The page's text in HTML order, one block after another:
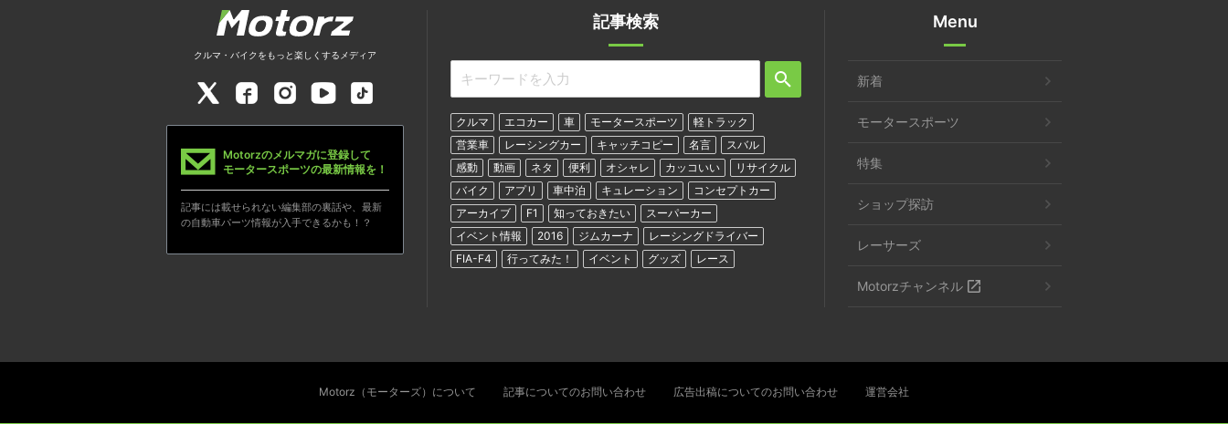
記事検索
クルマ エコカー 車 モータースポーツ
軽トラック
営業車
レーシングカー キャッチコピー 名言
スバル
感動
動画 ネタ 便利 オシャレ カッコいい
リサイクル
バイク
アプリ 車中泊 キュレーション
コンセプトカー
アーカイブ
F1 知っておきたい
スーパーカー
イベント情報
2016 ジムカーナ
レーシングドライバー
FIA-F4
行ってみた！ イベント グッズ レース
クルマ・バイクをもっと楽しくするメディア
Motorzのメルマガに登録して
モータースポーツの最新情報を！
記事には載せられない編集部の裏話や、最新
の自動車パーツ情報が入手できるかも！？
Menu
新着
モータースポーツ
特集
ショップ探訪
レーサーズ
Motorzチャンネル
Motorz（モーターズ）について 記事についてのお問い合わせ 広告出稿についてのお問い合わせ 運営会社